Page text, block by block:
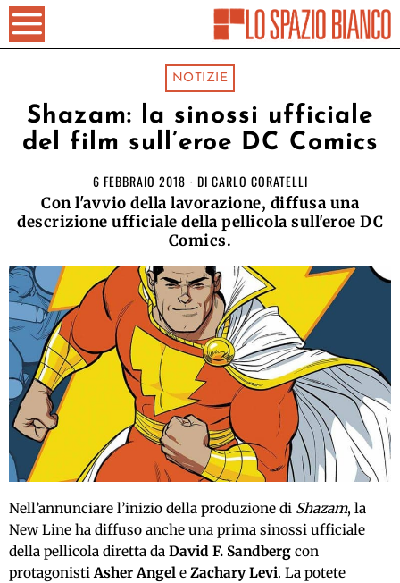
NOTIZIE
Shazam: la sinossi ufficiale
del film sull’eroe DC Comics
6 FEBBRAIO 2018 DI CARLO CORATELLI
Con l'avvio della lavorazione, diffusa una
descrizione ufficiale della pellicola sull'eroe DC
Comics.
Nell’annunciare l’inizio della produzione di Shazam, la
New Line ha diffuso anche una prima sinossi ufficiale
della pellicola diretta da David F. Sandberg con
protagonistiAsher Angel e Zachary Levi. La potete